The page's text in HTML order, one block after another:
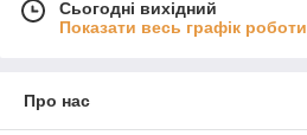
Сьогодні вихідний
Показати весь графік роботи
Про нас